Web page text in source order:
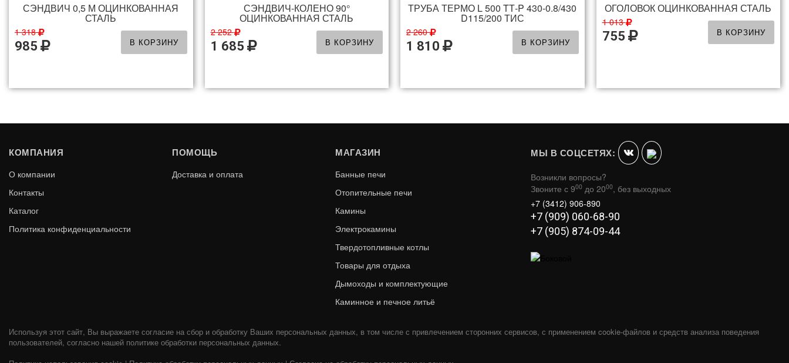
СЭНДВИЧ 0,5 М ОЦИНКОВАННАЯ
СТАЛЬ
1 318
985 В КОРЗИНУ
СЭНДВИЧ-КОЛЕНО 90°
ОЦИНКОВАННАЯ СТАЛЬ
2 252
1 685 В КОРЗИНУ
ТРУБА ТЕРМО L 500 TТ-P 430-0.8/430
D115/200 ТИС
2 260
1 810 В КОРЗИНУ
ОГОЛОВОК ОЦИНКОВАННАЯ СТАЛЬ
1 013
755 В КОРЗИНУ
СЭНДВИЧ — 115 / 200 — 0,5 М —
НЕРЖ 0.5 ММ (AISI 430) / ОЦ. СТАЛЬ
В КОРЗИНУ
СЭНДВИЧ — 115 / 200 — 0,5 М —
НЕРЖ 1 ММ (AISI 430) / НЕРЖ 0,5 ММ
1 690
КОМПАНИЯ
О компании
Контакты
Каталог
Политика конфиденциальности
ПОМОЩЬ
Доставка и оплата
МАГАЗИН
Банные печи
Отопительные печи
Камины
Электрокамины
Твердотопливные котлы
Товары для отдыха
Дымоходы и комплектующие
Каминное и печное литьё
МЫ В СОЦСЕТЯХ:
Возникли вопросы?
Звоните с 900 до 2000, без выходных
+7 (3412) 906-890
+7 (909) 060-68-90
+7 (905) 874-09-44
Используя этот сайт, Вы выражаете согласие на сбор и обработку Ваших персональных данных, в том числе с привлечением сторонних сервисов, с применением cookie-файлов и средств анализа поведения
пользователей, согласно нашей политике обработки персональных данных.